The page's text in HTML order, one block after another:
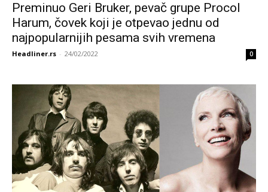
Preminuo Geri Bruker, pevač grupe Procol
Harum, čovek koji je otpevao jednu od
najpopularnijih pesama svih vremena
Headliner.rs - 24/02/2022 0